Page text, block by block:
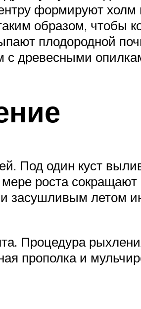
формируют холм
образом, чтобы
плодородной
с древесными
Под один куст
роста сокращают
засушливым летом
Процедура
прополка и